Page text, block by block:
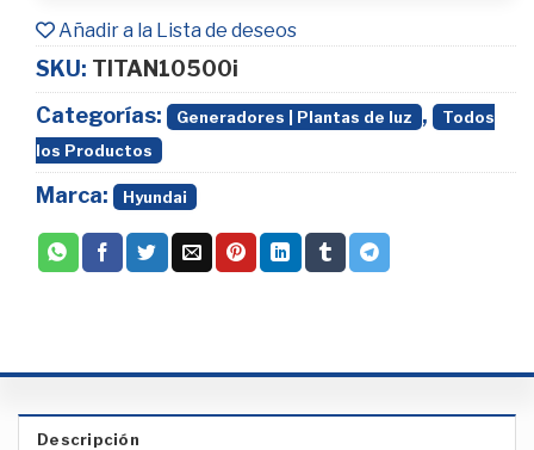
Añadir a la Lista de deseos
SKU: TITAN10500i
Categorías:
Generadores | Plantas de luz ,
Todos
los Productos
Marca: Hyundai
Descripción